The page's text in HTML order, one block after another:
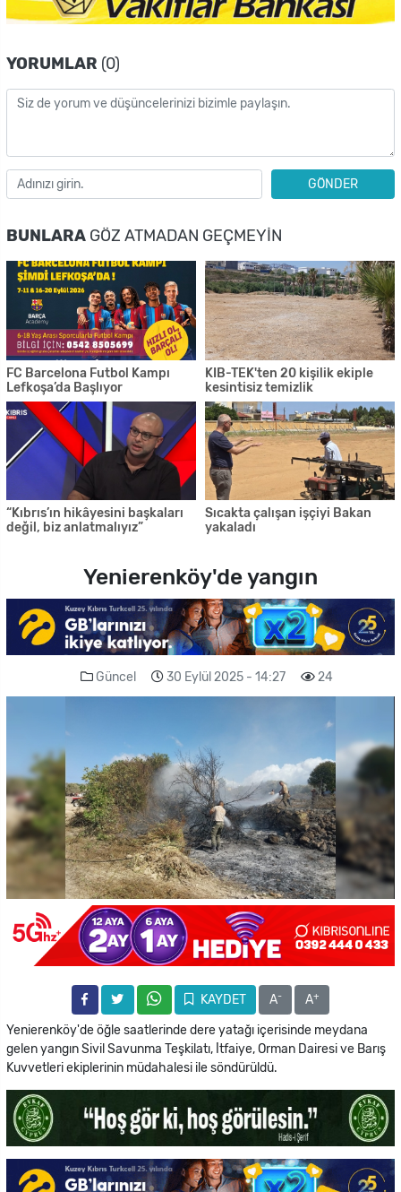
YORUMLAR (0)
GÖNDER
BUNLARA GÖZ ATMADAN GEÇMEYIN
FC Barcelona Futbol Kampı
Lefkoşa’da Başlıyor
KIB-TEK'ten 20 kişilik ekiple
kesintisiz temizlik
“Kıbrıs’ın hikâyesini başkaları
değil, biz anlatmalıyız”
Sıcakta çalışan işçiyi Bakan
yakaladı
Yenierenköy'de yangın
Güncel 30 Eylül 2025 - 14:27 24
KAYDET A- A+
Yenierenköy'de öğle saatlerinde dere yatağı içerisinde meydana
gelen yangın Sivil Savunma Teşkilatı, İtfaiye, Orman Dairesi ve Barış
Kuvvetleri ekiplerinin müdahalesi ile söndürüldü.